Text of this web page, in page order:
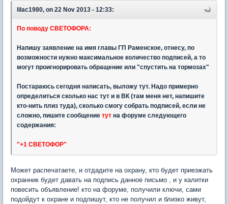
lilac1980, on 22 Nov 2013 - 12:33:
По поводу СВЕТОФОРА:
Напишу заявление на имя главы ГП Раменское, отнесу, по
возможности нужно максимальное количество подписей, а то
могут проигнорировать обращение или "спустить на тормозах"
Постараюсь сегодня написать, выложу тут. Надо примерно
определиться сколько нас тут и в ВК (там меня нет, напишите
кто-нить плиз туда), сколько смогу собрать подписей, если не
сложно, пишите сообщение тут на форуме следующего
содержания:
"+1 СВЕТОФОР"
Может распечатаете, и отдадите на охрану, кто будет приезжать
охранник будет давать на подпись данное письмо , и у калитки
повесить объявление! кто на форуме, получили ключи, сами
подойдут к охране и подпишут, кто не получил и близко живут,